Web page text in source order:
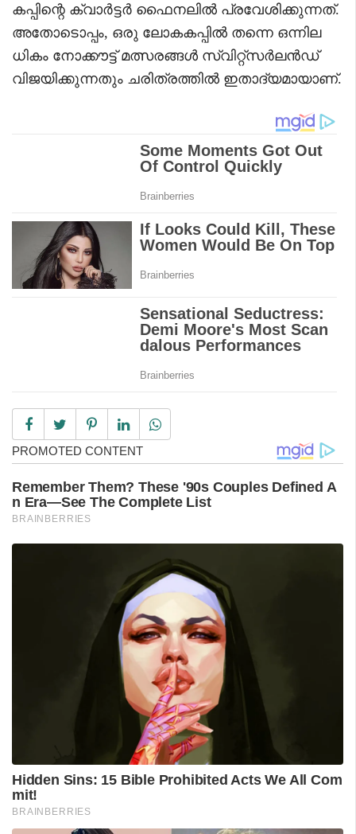
കപ്പിന്റെ ക്വാർട്ടർ ഫൈനലിൽ പ്രവേശിക്കുന്നത്.
അതോടൊപ്പം, ഒരു ലോകകപ്പിൽ തന്നെ ഒന്നില
ധികം നോക്കൗട്ട് മത്സരങ്ങൾ സ്വിറ്റ്‌സർലൻഡ്
വിജയിക്കുന്നതും ചരിത്രത്തിൽ ഇതാദ്യമായാണ്.